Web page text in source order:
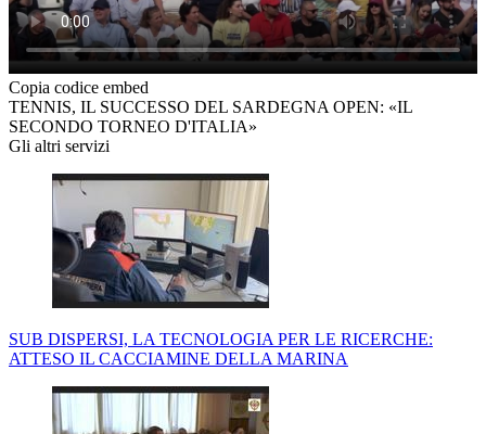
Copia codice embed
TENNIS, IL SUCCESSO DEL SARDEGNA OPEN: «IL
SECONDO TORNEO D'ITALIA»
Gli altri servizi
SUB DISPERSI, LA TECNOLOGIA PER LE RICERCHE:
ATTESO IL CACCIAMINE DELLA MARINA